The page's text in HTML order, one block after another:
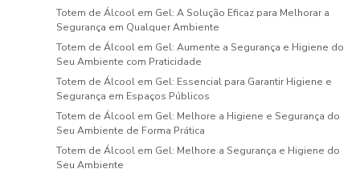
Totem de Álcool em Gel: A Solução Eficaz para Melhorar a
Segurança em Qualquer Ambiente
Totem de Álcool em Gel: Aumente a Segurança e Higiene do
Seu Ambiente com Praticidade
Totem de Álcool em Gel: Essencial para Garantir Higiene e
Segurança em Espaços Públicos
Totem de Álcool em Gel: Melhore a Higiene e Segurança do
Seu Ambiente de Forma Prática
Totem de Álcool em Gel: Melhore a Segurança e Higiene do
Seu Ambiente